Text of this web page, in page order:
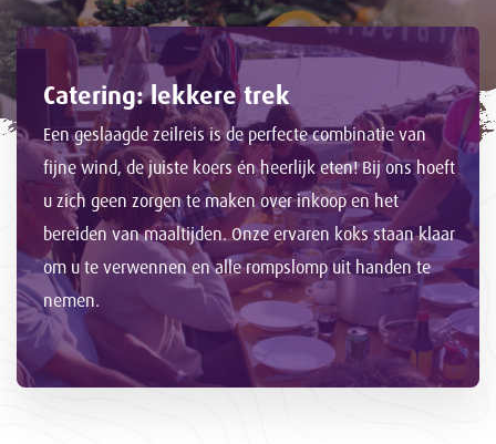
Catering: lekkere trek
Een geslaagde zeilreis is de perfecte combinatie van
fijne wind, de juiste koers én heerlijk eten! Bij ons hoeft
u zich geen zorgen te maken over inkoop en het
bereiden van maaltijden. Onze ervaren koks staan klaar
om u te verwennen en alle rompslomp uit handen te
nemen.